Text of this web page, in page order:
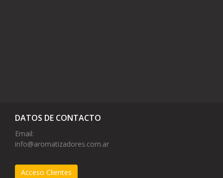
DATOS DE CONTACTO
Email:
info@aromatizadores.com.ar
Acceso Clientes